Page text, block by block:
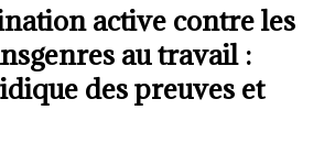
active contre les
au travail :
des preuves et